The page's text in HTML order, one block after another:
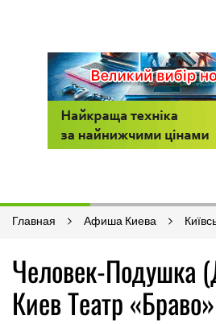
Главная Афиша Киева
Человек-Подушка
Киев Театр «Браво»